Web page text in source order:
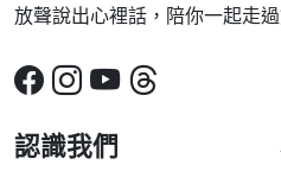
放聲說出心裡話，陪你一起走
認識我們